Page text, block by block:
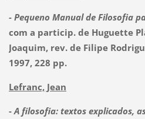
- Pequeno Manual de Filosofia
com a particip. de Huguette
Joaquim, rev. de Filipe
1997, 228 pp.
Lefranc, Jean
-A filosofia: textos explicados,